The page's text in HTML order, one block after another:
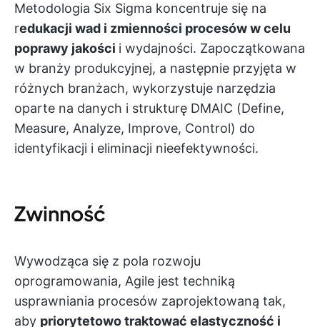
Metodologia Six Sigma koncentruje się na
redukacji wad i zmienności procesów w celu
poprawy jakości i wydajności. Zapoczątkowana
w branży produkcyjnej, a następnie przyjęta w
różnych branżach, wykorzystuje narzędzia
oparte na danych i strukturę DMAIC (Define,
Measure, Analyze, Improve, Control) do
identyfikacji i eliminacji nieefektywności.
Zwinność
Wywodząca się z pola rozwoju
oprogramowania, Agile jest techniką
usprawniania procesów zaprojektowaną tak,
aby priorytetowo traktować elastyczność i